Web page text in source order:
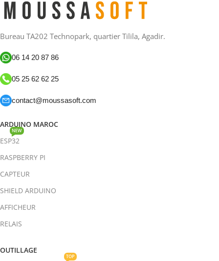
Bureau TA202 Technopark, quartier Tilila, Agadir.
06 14 20 87 86
05 25 62 62 25
contact@moussasoft.com
ARDUINO MAROC
ESP32
NEW
RASPBERRY PI
CAPTEUR
SHIELD ARDUINO
AFFICHEUR
RELAIS
OUTILLAGE
TOP